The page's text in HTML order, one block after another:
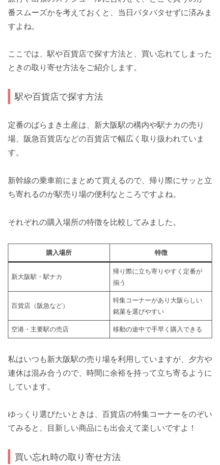
番スムーズかを考えておくと、当日バタバタせずに済みま
すよね。
ここでは、駅や百貨店で探す方法と、買い忘れてしまった
ときの取り寄せ方法をご紹介します。
駅や百貨店で探す方法
定番のばらまき土産は、新大阪駅の構内や駅ナカの売り
場、阪急百貨店などの百貨店で幅広く取り扱われていま
す。
新幹線の乗車前にまとめて買えるので、帰り際にサッと立
ち寄れるのが駅売り場の便利なところですよね。
それぞれの購入場所の特徴を比較してみました。
購入場所 特徴
新大阪駅・駅ナカ
帰り際に立ち寄りやすく定番が
揃う
百貨店（阪急など）
特集コーナーがあり大阪らしい
銘菓を選びやすい
空港・主要駅の売店 移動の途中で手早く購入できる
私はいつも新大阪駅の売り場を利用していますが、夕方や
連休は混み合うので、時間に余裕を持って立ち寄るように
しています。
ゆっくり選びたいときは、百貨店の特集コーナーをのぞい
てみると、目新しい商品にも出会えて楽しいですよ！
買い忘れ時の取り寄せ方法